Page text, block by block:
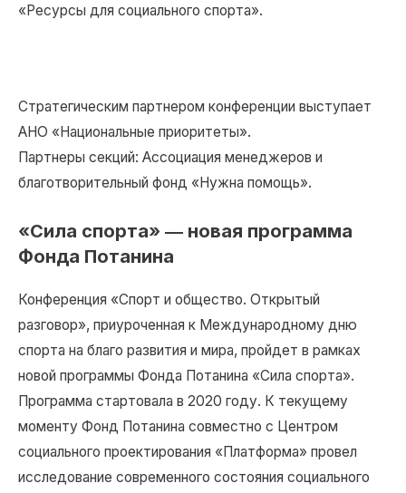
«Ресурсы для социального спорта».
Стратегическим партнером конференции выступает
АНО «Национальные приоритеты».
Партнеры секций: Ассоциация менеджеров и
благотворительный фонд «Нужна помощь».
«Сила спорта» ― новая программа
Фонда Потанина
Конференция «Спорт и общество. Открытый
разговор», приуроченная к Международному дню
спорта на благо развития и мира, пройдет в рамках
новой программы Фонда Потанина «Сила спорта».
Программа стартовала в 2020 году. К текущему
моменту Фонд Потанина совместно с Центром
социального проектирования «Платформа» провел
исследование современного состояния социального